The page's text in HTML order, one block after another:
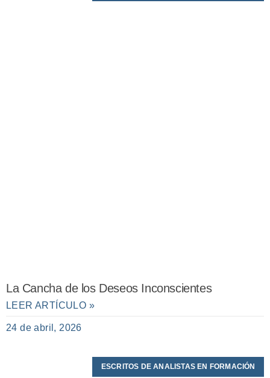
La Cancha de los Deseos Inconscientes
LEER ARTÍCULO »
24 de abril, 2026
ESCRITOS DE ANALISTAS EN FORMACIÓN